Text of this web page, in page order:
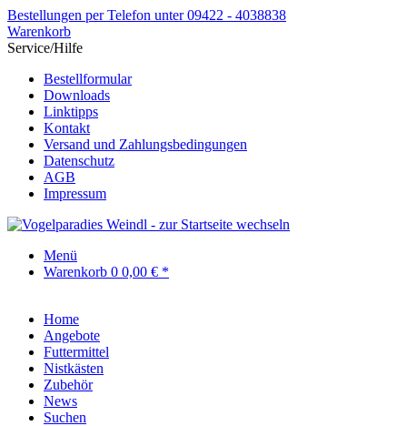
Bestellungen per Telefon unter 09422 - 4038838
Warenkorb
Service/Hilfe
Bestellformular
Downloads
Linktipps
Kontakt
Versand und Zahlungsbedingungen
Datenschutz
AGB
Impressum
Menü
Warenkorb 0 0,00 € *
Home
Angebote
Futtermittel
Nistkästen
Zubehör
News
Suchen